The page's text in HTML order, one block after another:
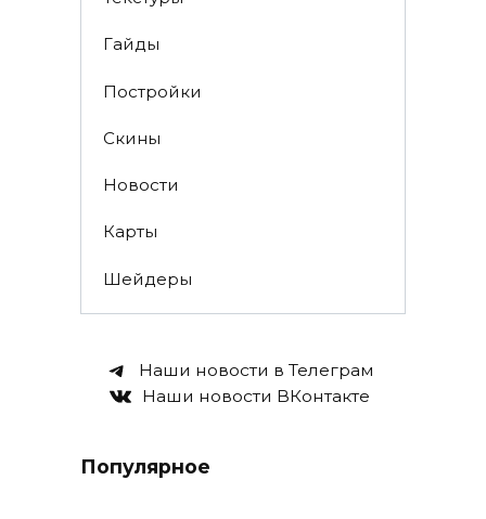
Гайды
Постройки
Скины
Новости
Карты
Шейдеры
Наши новости в Телеграм
Наши новости ВКонтакте
Популярное